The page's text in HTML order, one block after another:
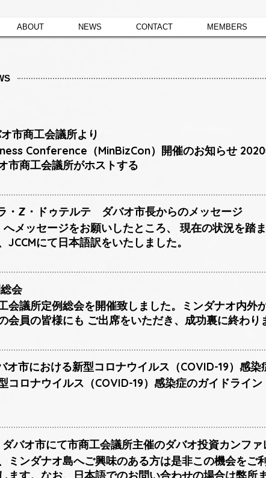
ABOUT NEWS CONTACT MEMBERS
市商工会議所より
Conference（MinBizCon）開催のお知らせ
市商工会議所がホストする
・Z・ドゥテルテ ダバオ市長からのメッセージ
へメッセージをお願いしたところ、 現在の状況を踏
JCCMにて日本語訳をいたしました。
会
会議所定例総会を開催致しました。ミンダナオ内外
会員の皆様にも ご出席をいただき、成功裏に終わり
オ市における新型コロナウイルス（COVID-19）感染
コロナウイルス（COVID-19）感染症のガイドライ
バオ市にて市商工会議所主催のダバオ投資カンファ
ミンダナオ島へご興味のある方は是非この機会をご
ます。なお、日本語でのお問い合わせの場合は弊所